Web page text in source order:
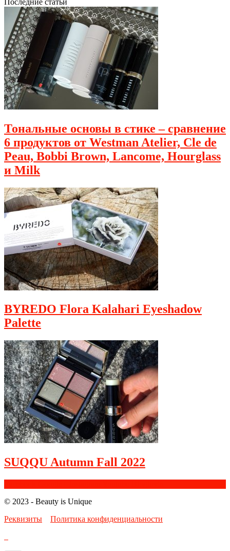
Тональные основы в стике – сравнение
6 продуктов от Westman Atelier, Cle de
Peau, Bobbi Brown, Lancome, Hourglass
и Milk
BYREDO Flora Kalahari Eyeshadow
Palette
SUQQU Autumn Fall 2022
© 2023 - Beauty is Unique
Реквизиты
Политика конфиденциальности